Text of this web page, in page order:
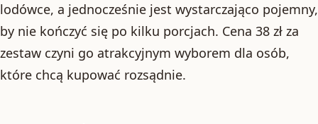
lodówce, a jednocześnie jest wystarczająco pojemny,
by nie kończyć się po kilku porcjach. Cena 38 zł za
zestaw czyni go atrakcyjnym wyborem dla osób,
które chcą kupować rozsądnie.